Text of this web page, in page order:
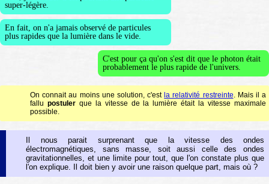
super-légère.
En fait, on n'a jamais observé de particules
plus rapides que la lumière dans le vide.
C'est pour ça qu'on s'est dit que le photon était
probablement le plus rapide de l'univers.
On connait au moins une solution, c'est la relativité restreinte. Mais il a
fallu postulerque la vitesse de la lumière était la vitesse maximale
possible.
Il nous parait surprenant que la vitesse des ondes
électromagnétiques, sans masse, soit aussi celle des ondes
gravitationnelles, et une limite pour tout, que l'on constate plus que
l'on explique. Il doit bien y avoir une raison quelque part, mais où ?